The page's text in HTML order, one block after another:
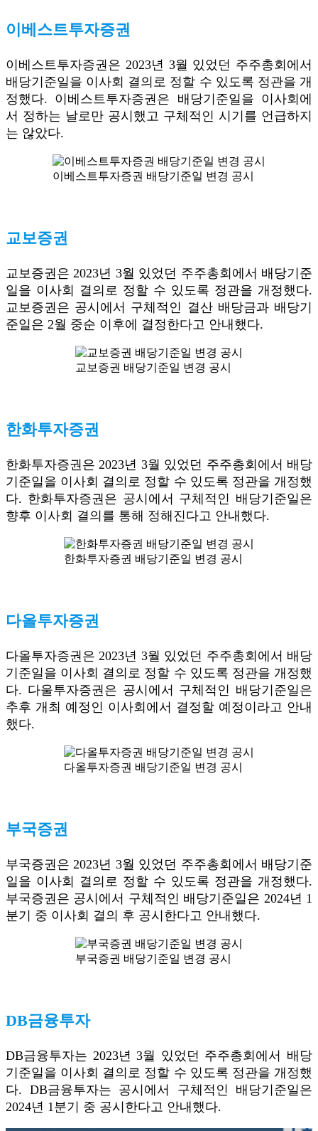
이베스트투자증권
이베스트투자증권은 2023년 3월 있었던 주주총회에서
배당기준일을 이사회 결의로 정할 수 있도록 정관을 개
정했다. 이베스트투자증권은 배당기준일을 이사회에
서 정하는 날로만 공시했고 구체적인 시기를 언급하지
는 않았다.
이베스트투자증권 배당기준일 변경 공시
교보증권
교보증권은 2023년 3월 있었던 주주총회에서 배당기준
일을 이사회 결의로 정할 수 있도록 정관을 개정했다.
교보증권은 공시에서 구체적인 결산 배당금과 배당기
준일은 2월 중순 이후에 결정한다고 안내했다.
교보증권 배당기준일 변경 공시
한화투자증권
한화투자증권은 2023년 3월 있었던 주주총회에서 배당
기준일을 이사회 결의로 정할 수 있도록 정관을 개정했
다. 한화투자증권은 공시에서 구체적인 배당기준일은
향후 이사회 결의를 통해 정해진다고 안내했다.
한화투자증권 배당기준일 변경 공시
다올투자증권
다올투자증권은 2023년 3월 있었던 주주총회에서 배당
기준일을 이사회 결의로 정할 수 있도록 정관을 개정했
다. 다울투자증권은 공시에서 구체적인 배당기준일은
추후 개최 예정인 이사회에서 결정할 예정이라고 안내
했다.
다올투자증권 배당기준일 변경 공시
부국증권
부국증권은 2023년 3월 있었던 주주총회에서 배당기준
일을 이사회 결의로 정할 수 있도록 정관을 개정했다.
부국증권은 공시에서 구체적인 배당기준일은 2024년 1
분기 중 이사회 결의 후 공시한다고 안내했다.
부국증권 배당기준일 변경 공시
DB금융투자
DB금융투자는 2023년 3월 있었던 주주총회에서 배당
기준일을 이사회 결의로 정할 수 있도록 정관을 개정했
다. DB금융투자는 공시에서 구체적인 배당기준일은
2024년 1분기 중 공시한다고 안내했다.